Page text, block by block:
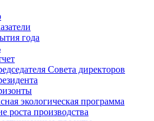
года
Совета директоров
экологическая программа
роста производства